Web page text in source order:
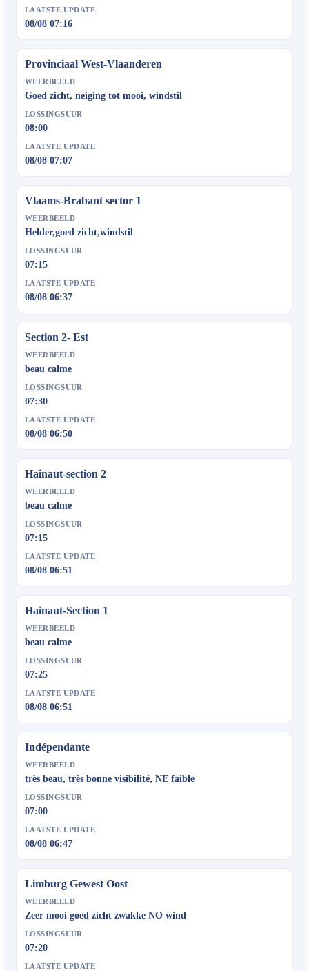
LAATSTE UPDATE
08/08 07:16
Provinciaal West-Vlaanderen
WEERBEELD
Goed zicht, neiging tot mooi, windstil
LOSSINGSUUR
08:00
LAATSTE UPDATE
08/08 07:07
Vlaams-Brabant sector 1
WEERBEELD
Helder,goed zicht,windstil
LOSSINGSUUR
07:15
LAATSTE UPDATE
08/08 06:37
Section 2- Est
WEERBEELD
beau calme
LOSSINGSUUR
07:30
LAATSTE UPDATE
08/08 06:50
Hainaut-section 2
WEERBEELD
beau calme
LOSSINGSUUR
07:15
LAATSTE UPDATE
08/08 06:51
Hainaut-Section 1
WEERBEELD
beau calme
LOSSINGSUUR
07:25
LAATSTE UPDATE
08/08 06:51
Indépendante
WEERBEELD
très beau, très bonne visibilité, NE faible
LOSSINGSUUR
07:00
LAATSTE UPDATE
08/08 06:47
Limburg Gewest Oost
WEERBEELD
Zeer mooi goed zicht zwakke NO wind
LOSSINGSUUR
07:20
LAATSTE UPDATE